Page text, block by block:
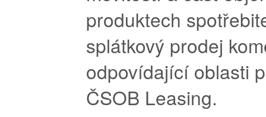
produktech
splátkový prodej
odpovídající oblasti
ČSOB Leasing.